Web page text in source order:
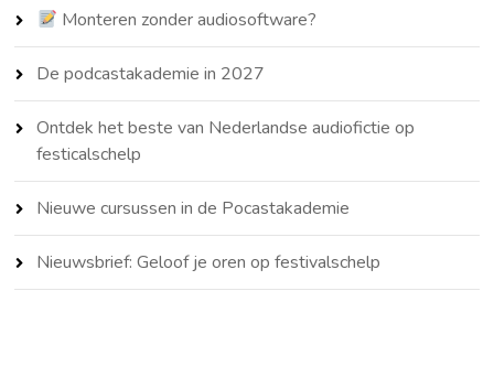
Monteren zonder audiosoftware?
De podcastakademie in 2027
Ontdek het beste van Nederlandse audiofictie op
festicalschelp
Nieuwe cursussen in de Pocastakademie
Nieuwsbrief: Geloof je oren op festivalschelp